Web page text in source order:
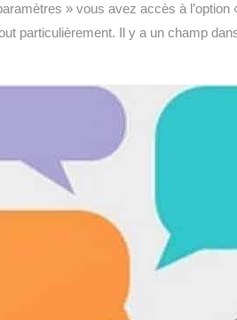
» vous avez accès à
particulièrement. Il y a un champ